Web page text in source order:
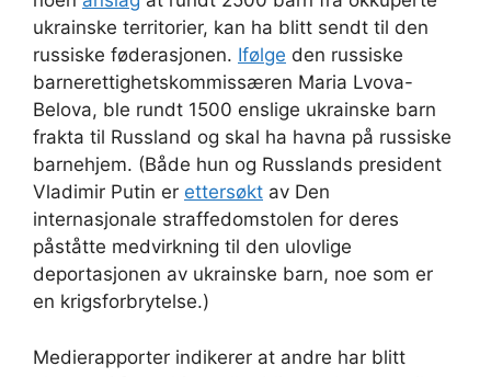
ukrainske territorier, kan ha blitt sendt til den
russiske føderasjonen. Ifølge den russiske
barnerettighetskommissæren Maria Lvova-
Belova, ble rundt 1500 enslige ukrainske barn
frakta til Russland og skal ha havna på russiske
barnehjem. (Både hun og Russlands president
Vladimir Putin er ettersøkt av Den
internasjonale straffedomstolen for deres
påståtte medvirkning til den ulovlige
deportasjonen av ukrainske barn, noe som er
en krigsforbrytelse.)
Medierapporter indikerer at andre har blitt